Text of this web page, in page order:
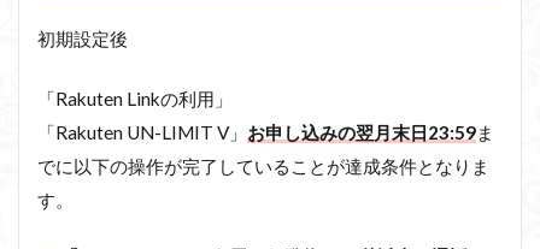
初期設定後
「Rakuten Linkの利用」
「Rakuten UN-LIMIT V」 お申し込みの翌月末日23:59ま
でに以下の操作が完了していることが達成条件となりま
す。